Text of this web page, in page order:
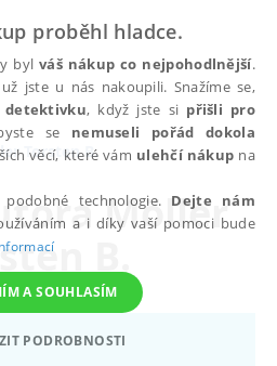
Torsten B.
Möller
B.
proběhl hladce.
bylváš nákup co nejpohodlnější.
jste u nás nakoupili. Snažíme se,
detektivku, když jste si přišli pro
se nemuseli pořád dokola
věcí, které vám ulehčí nákup na
technologie. Dejte nám
a i díky vaší pomoci bude
A SOUHLASÍM
PODROBNOSTI